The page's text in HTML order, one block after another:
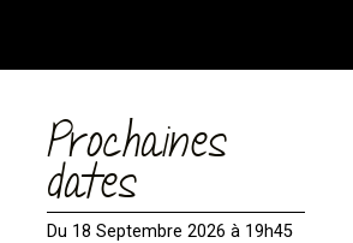
Prochaines
dates
Du 18 Septembre 2026 à 19h45